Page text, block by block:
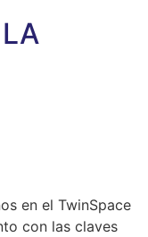
en el TwinSpace
con las claves